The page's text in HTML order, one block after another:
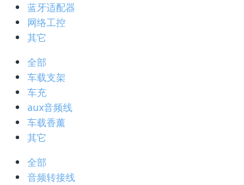
蓝牙适配器
网络工控
其它
全部
车载支架
车充
aux音频线
车载香薰
其它
全部
音频转接线